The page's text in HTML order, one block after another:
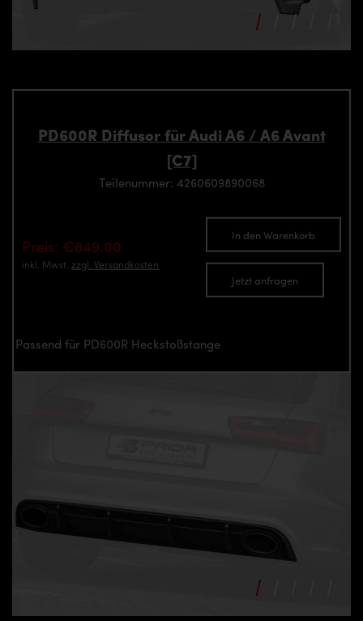
PD600R Diffusor für Audi A6 / A6 Avant
[C7]
Teilenummer: 4260609890068
Preis: €849.00
inkl. Mwst. zzgl. Versandkosten
In den Warenkorb
Jetzt anfragen
Passend für PD600R Heckstoßstange